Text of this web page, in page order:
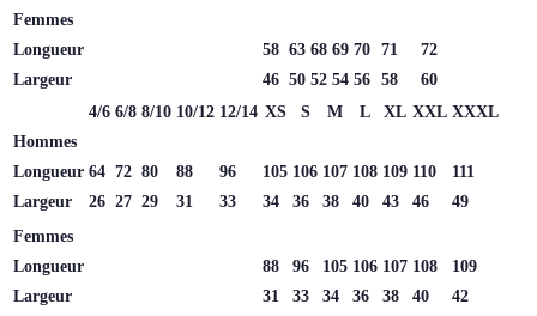
Femmes
Longueur
58 63 68 69 70 71
72
Largeur
46 50 52 54 56 58
60
4/6 6/8 8/10 10/12 12/14 XS S M L XL XXL XXXL
Hommes
Longueur 64 72 80 88 96 105 106 107 108 109 110
111
Largeur
26 27 29 31 33 34 36 38 40 43 46
49
Femmes
Longueur
88 96 105 106 107 108
109
Largeur
31 33 34 36 38 40 42